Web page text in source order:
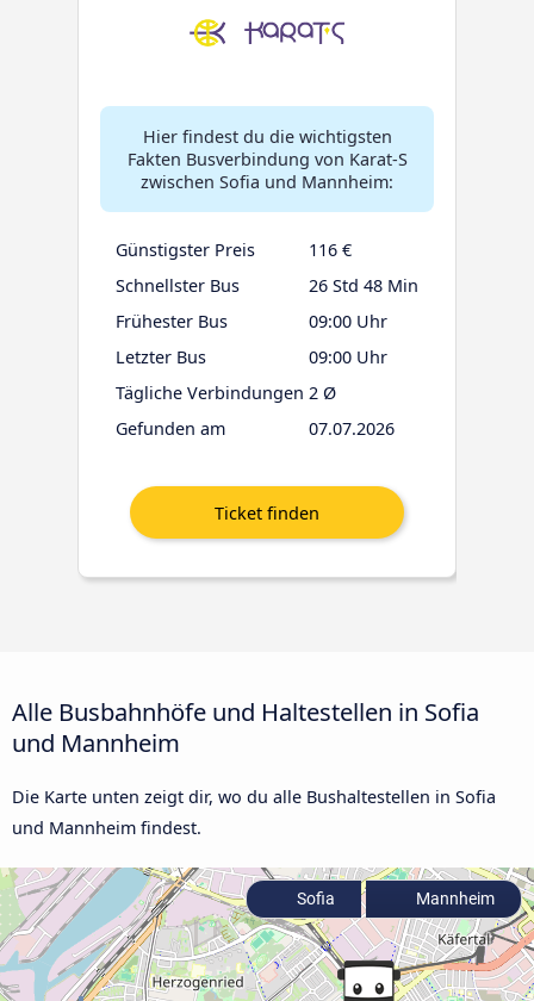
Hier findest du die wichtigsten
Fakten Busverbindung von Karat-S
zwischen Sofia und Mannheim:
Günstigster Preis
116 €
Schnellster Bus
26 Std 48 Min
Frühester Bus
09:00 Uhr
Letzter Bus
09:00 Uhr
Tägliche Verbindungen 2 Ø
Gefunden am
07.07.2026
Alle Busbahnhöfe und Haltestellen in Sofia
und Mannheim
Die Karte unten zeigt dir, wo du alle Bushaltestellen in Sofia
und Mannheim findest.
Sofia Mannheim